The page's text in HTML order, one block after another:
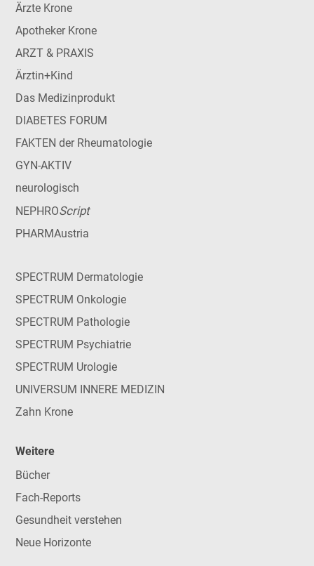
Ärzte Krone
Apotheker Krone
ARZT & PRAXIS
Ärztin+Kind
Das Medizinprodukt
DIABETES FORUM
FAKTEN der Rheumatologie
GYN-AKTIV
neurologisch
NEPHROScript
PHARMAustria
SPECTRUM Dermatologie
SPECTRUM Onkologie
SPECTRUM Pathologie
SPECTRUM Psychiatrie
SPECTRUM Urologie
UNIVERSUM INNERE MEDIZIN
Zahn Krone
Weitere
Bücher
Fach-Reports
Gesundheit verstehen
Neue Horizonte